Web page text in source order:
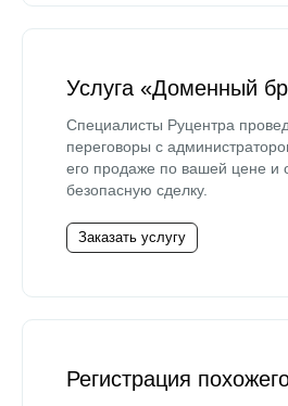
Услуга «Доменный
Специалисты Руцентра
переговоры с
его продаже по вашей цене и
безопасную сделку.
Заказать услугу
Регистрация